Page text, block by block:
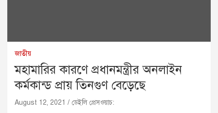
জাতীয়
মহামারির কারণে প্রধানমন্ত্রীর অনলাইন
কর্মকান্ড প্রায় তিনগুণ বেড়েছে
August 12, 2021 ডেইলি প্রেসওয়াচ: